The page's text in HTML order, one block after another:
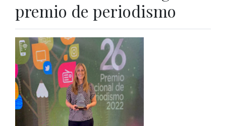
premio de periodismo